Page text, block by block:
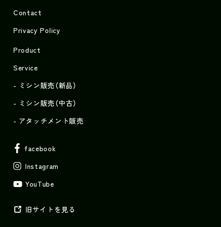
Contact
Privacy Policy
Product
Service
ミシン販売（新品）
ミシン販売（中古）
アタッチメント販売
facebook
Instagram
YouTube
旧サイトを見る